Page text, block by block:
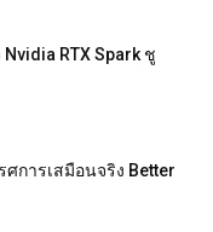
RTX Spark ชู
การเสมือนจริง Better